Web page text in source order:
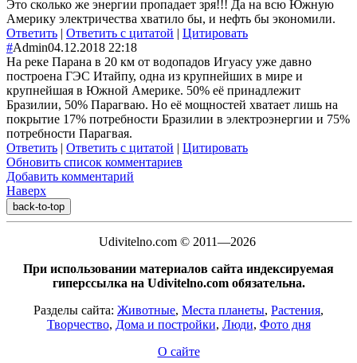
Это сколько же энергии пропадает зря!!! Да на всю Южную
Америку электричества хватило бы, и нефть бы экономили.
Ответить | Ответить с цитатой | Цитировать
#Admin04.12.2018 22:18
На реке Парана в 20 км от водопадов Игуасу уже давно
построена ГЭС Итайпу, одна из крупнейших в мире и
крупнейшая в Южной Америке. 50% её принадлежит
Бразилии, 50% Парагваю. Но её мощностей хватает лишь на
покрытие 17% потребности Бразилии в электроэнергии и 75%
потребности Парагвая.
Ответить | Ответить с цитатой | Цитировать
Обновить список комментариев
Добавить комментарий
Наверх
back-to-top
Udivitelno.com © 2011—2026
При использовании материалов сайта индексируемая
гиперссылка на Udivitelno.com обязательна.
Разделы сайта: Животные, Места планеты, Растения,
Творчество, Дома и постройки, Люди, Фото дня
О сайте